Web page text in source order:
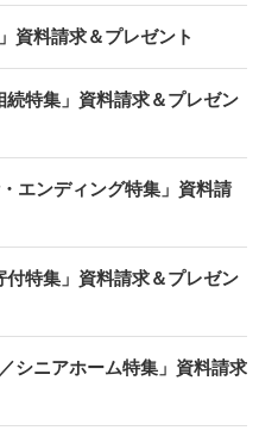
資料請求＆プレゼント
特集」資料請求＆プレゼン
エンディング特集」資料請
特集」資料請求＆プレゼン
シニアホーム特集」資料請求